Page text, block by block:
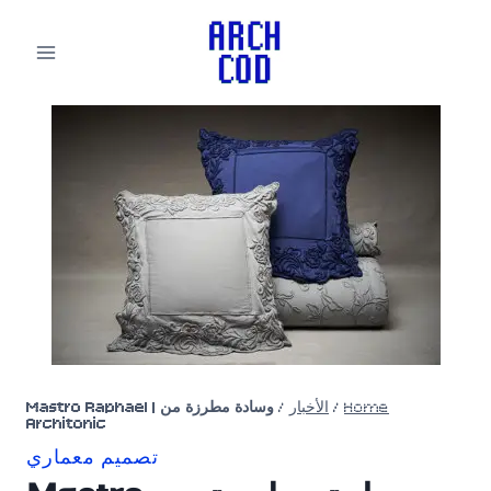
Home
/ الأخبار /
وسادة مطرزة من Mastro Raphael |
Architonic
تصميم معماري